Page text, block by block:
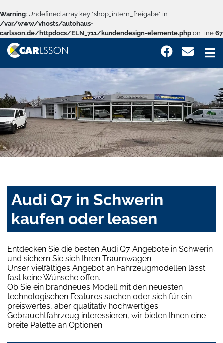
Warning: Undefined array key "shop_intern_freigabe" in
/var/www/vhosts/autohaus-
carlsson.de/httpdocs/ELN_711/kundendesign-elemente.php on line 67
Audi Q7 in Schwerin
kaufen oder leasen
Entdecken Sie die besten Audi Q7 Angebote in Schwerin
und sichern Sie sich Ihren Traumwagen.
Unser vielfältiges Angebot an Fahrzeugmodellen lässt
fast keine Wünsche offen.
Ob Sie ein brandneues Modell mit den neuesten
technologischen Features suchen oder sich für ein
preiswertes, aber qualitativ hochwertiges
Gebrauchtfahrzeug interessieren, wir bieten Ihnen eine
breite Palette an Optionen.